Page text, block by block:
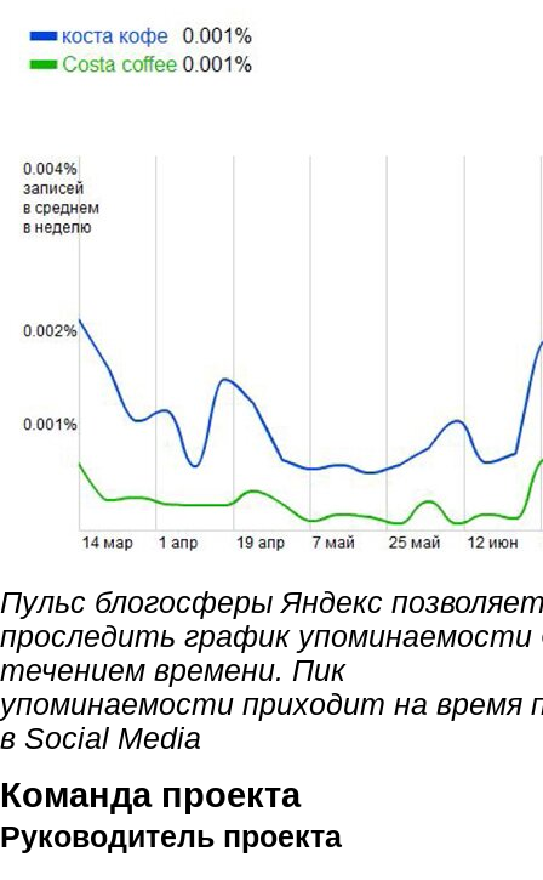
Пульс блогосферы Яндекс
проследить график упоминаемости
течением времени. Пик
упоминаемости приходит на время
в Social Media
Команда проекта
Руководитель проекта